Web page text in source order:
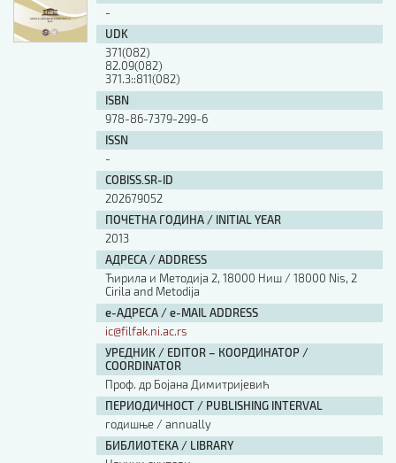
-
UDK
371(082)
82.09(082)
371.3::811(082)
ISBN
978-86-7379-299-6
ISSN
-
COBISS.SR-ID
202679052
ПОЧЕТНА ГОДИНА / INITIAL YEAR
2013
АДРЕСА / ADDRESS
Ћирила и Методија 2, 18000 Ниш / 18000 Nis, 2
Cirila and Metodija
е-АДРЕСА / e-MAIL ADDRESS
ic@filfak.ni.ac.rs
УРЕДНИК / EDITOR – КООРДИНАТОР /
COORDINATOR
Проф. др Бојана Димитријевић
ПЕРИОДИЧНОСТ / PUBLISHING INTERVAL
годишње / annually
БИБЛИОТЕКА / LIBRARY